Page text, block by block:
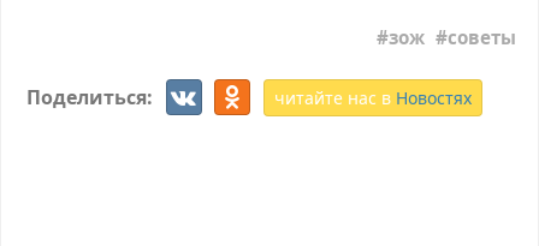
зож советы
Поделиться: читайте нас в Новостях